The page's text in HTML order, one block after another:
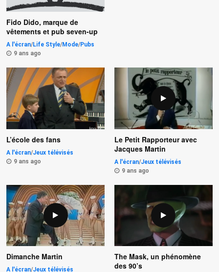
Fido Dido, marque de
vêtements et pub seven-up
A l'écran/Life Style/Mode/Pubs
9 ans ago
L’école des fans
A l'écran/Jeux télévisés
9 ans ago
Le Petit Rapporteur avec
Jacques Martin
A l'écran/Jeux télévisés
9 ans ago
Dimanche Martin
A l'écran/Jeux télévisés
The Mask, un phénomène
des 90’s